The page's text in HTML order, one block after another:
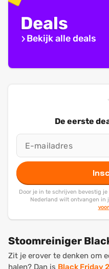
Deals
Bekijk alle deals
De eerste
Door je in te schrijven bevestig
Nederland wilt ontvangen in
Stoomreiniger
Zit je erover te denken om
halen? Dan is Black Friday